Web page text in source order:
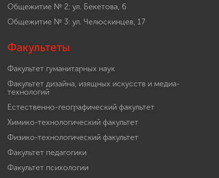
Общежитие № 2: ул. Бекетова, 6
Общежитие № 3: ул. Челюскинцев, 17
Факультеты
Факультет гуманитарных наук
Факультет дизайна, изящных искусств и медиа-
технологий
Естественно-географический факультет
Химико-технологический факультет
Физико-технологический факультет
Факультет педагогики
Факультет психологии